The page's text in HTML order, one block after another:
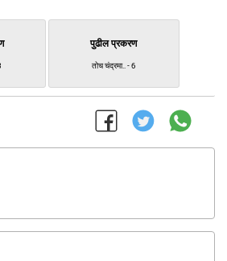
पुढील प्रकरण
तोच चंद्रमा.. - 6